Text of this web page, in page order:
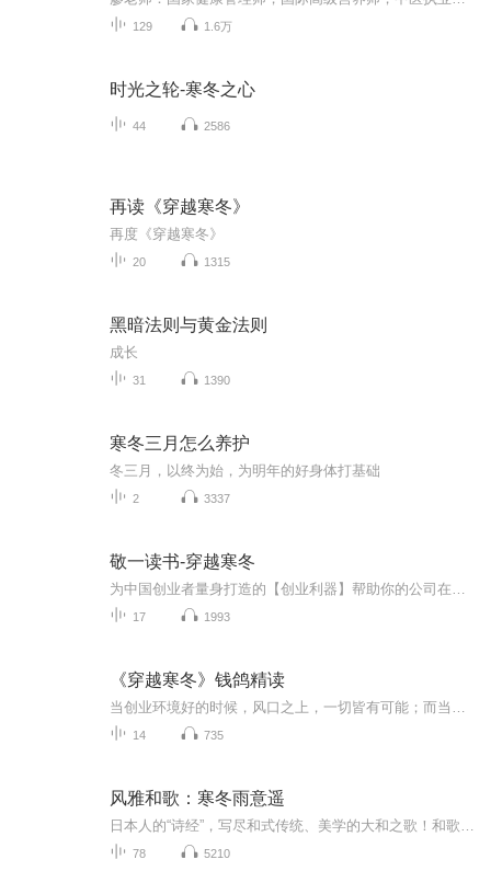
129 1.6万
时光之轮-寒冬之心
44 2586
再读《穿越寒冬》
再度《穿越寒冬》
20 1315
黑暗法则与黄金法则
成长
31 1390
寒冬三月怎么养护
冬三月，以终为始，为明年的好身体打基础
2 3337
敬一读书-穿越寒冬
17 1993
《穿越寒冬》钱鸽精读
14 735
风雅和歌：寒冬雨意遥
78 5210